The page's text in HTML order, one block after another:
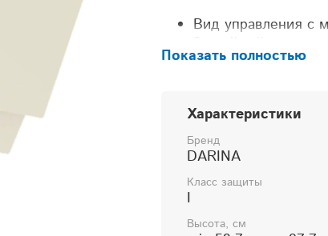
Вид управления с
Переходник с
УПРАВЛЕНИЕ:
Тип управления - к
Интенсивный режим
Показать полностью
Характеристики
Бренд
DARINA
Класс защиты
I
Высота, см